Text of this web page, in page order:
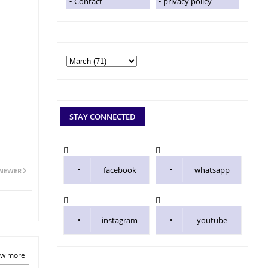
more
STAY CONNECTED
facebook whatsapp
instagram youtube